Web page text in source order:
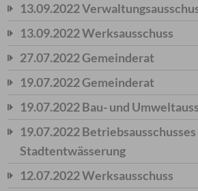
13.09.2022
13.09.2022 Werksausschuss
27.07.2022 Gemeinderat
19.07.2022 Gemeinderat
19.07.2022 Bau- und
19.07.2022 Betriebsausschusses
Stadtentwässerung
12.07.2022 Werksausschuss